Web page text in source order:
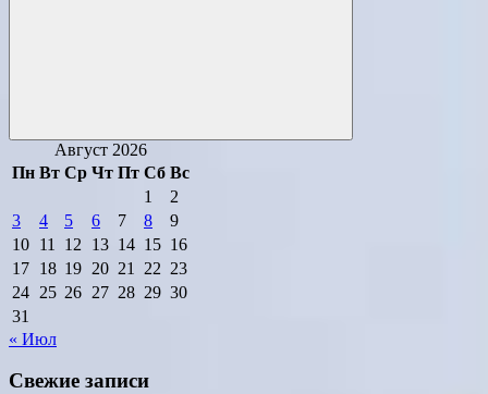
Поиск
Август 2026
Пн Вт Ср Чт Пт Сб Вс
1
2
3
4 5 6 7 8
9
10 11 12 13 14 15 16
17 18 19 20 21 22 23
24 25 26 27 28 29 30
31
« Июл
Свежие записи